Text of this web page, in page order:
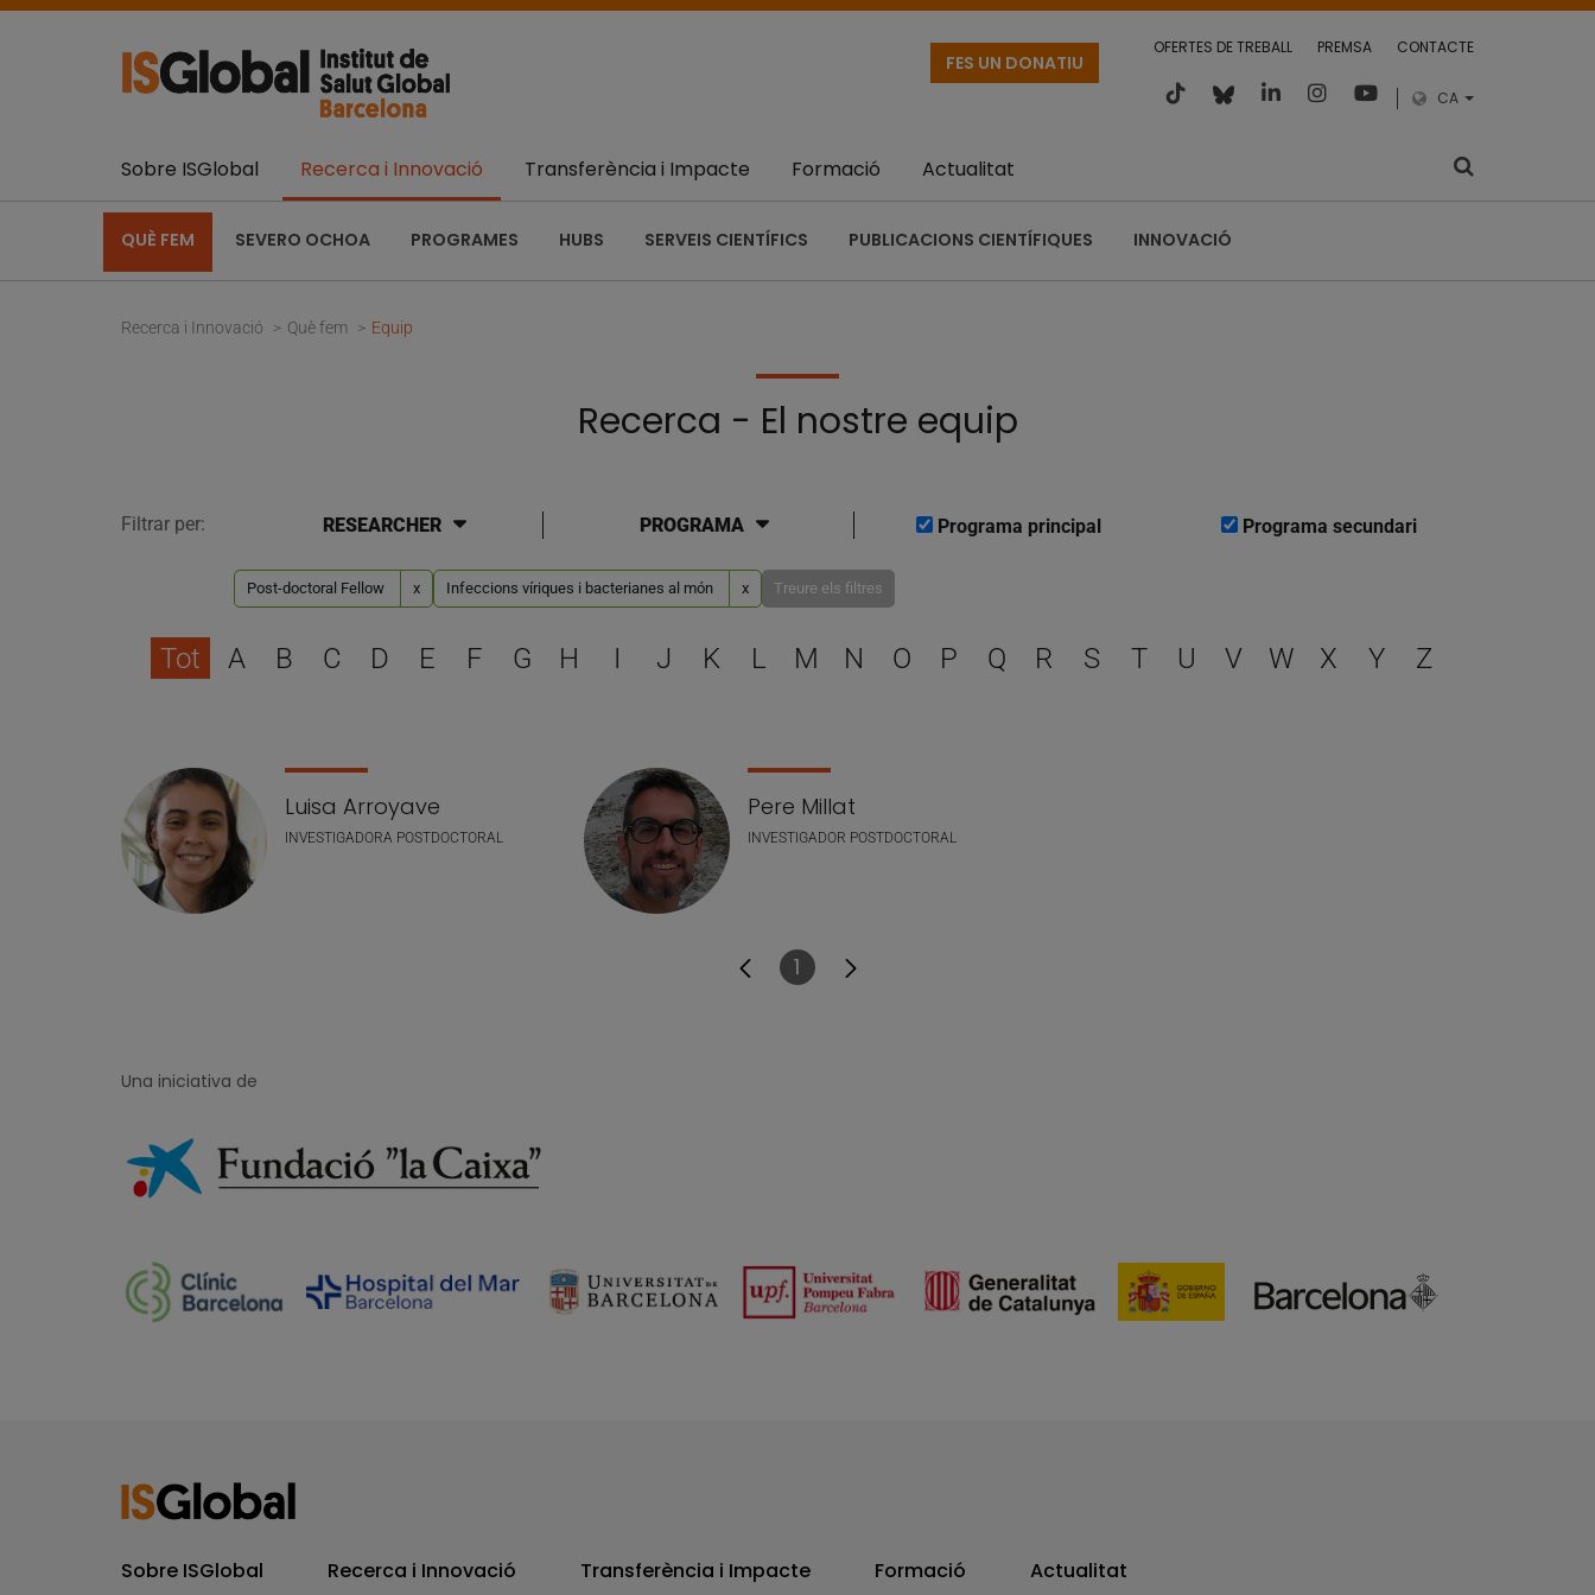
OFERTES DE TREBALL PREMSA CONTACTE
CA
FES UN DONATIU
Sobre ISGlobal Recerca i Innovació
QUÈ FEM SEVERO OCHOA PROGRAMES HUBS SERVEIS CIENTÍFICS PUBLICACIONS CIENTÍFIQUES INNOVACIÓ
Transferència i Impacte Formació Actualitat
Recerca i Innovació Què fem Equip
Recerca - El nostre equip
Filtrar per: RESEARCHER PROGRAMA Programa principal Programa secundari
Post-doctoral Fellow x Infeccions víriques i bacterianes al món x Treure els filtres
Escull una lletra per filtrar
Tot A B C D E F G H I J K L M N O P Q R S T U V W X Y Z
Llistat de personal
Luisa Arroyave
INVESTIGADORA POSTDOCTORAL
Pere Millat
INVESTIGADOR POSTDOCTORAL
Pàgina
1
Una iniciativa de
Sobre ISGlobal Recerca i Innovació Transferència i Impacte Formació Actualitat